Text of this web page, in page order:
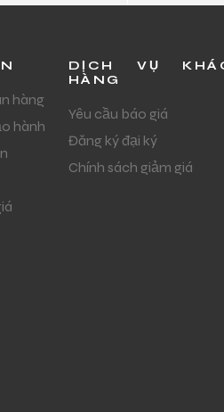
hàng
hành
DỊCH VỤ
HÀNG
Yêu cầu báo giá
Đăng ký đại ký
Chính sách giảm giá